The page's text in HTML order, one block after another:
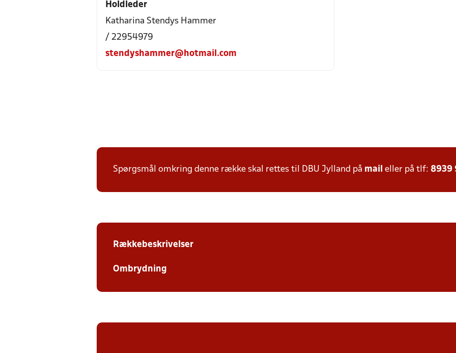
Holdleder
Katharina Stendys Hammer
/ 22954979
stendyshammer@hotmail.com
Spørgsmål omkring denne række skal rettes til DBU Jylland på mail eller på tlf: 8939
Rækkebeskrivelser
Ombrydning